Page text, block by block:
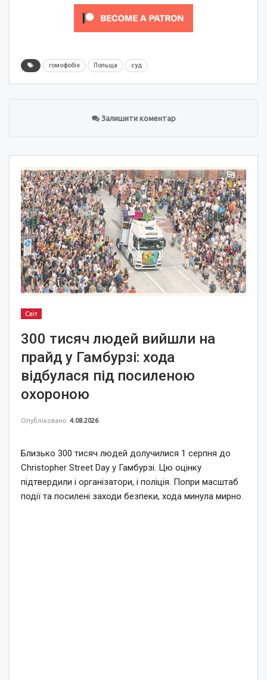
гомофобія Польща суд
Залишити коментар
Світ
300 тисяч людей вийшли на
прайд у Гамбурзі: хода
відбулася під посиленою
охороною
Опубліковано 4.08.2026
Близько 300 тисяч людей долучилися 1 серпня до
Christopher Street Day у Гамбурзі. Цю оцінку
підтвердили і організатори, і поліція. Попри масштаб
події та посилені заходи безпеки, хода минула мирно.